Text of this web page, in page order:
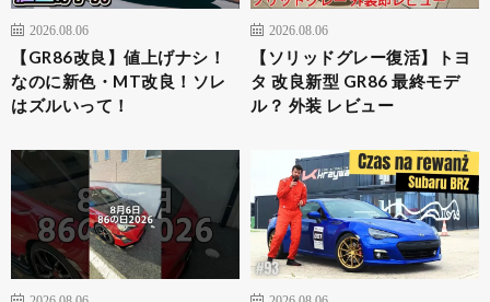
2026.08.06
【GR86改良】値上げナシ！
なのに新色・MT改良！ソレ
はズルいって！
2026.08.06
【ソリッドグレー復活】トヨ
タ 改良新型 GR86 最終モデ
ル？ 外装 レビュー